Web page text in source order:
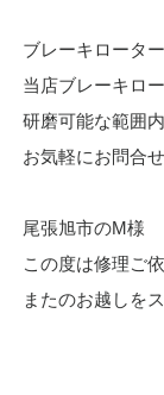
ブレーキロータ
当店ブレーキロ
研磨可能な範囲
お気軽にお問合
尾張旭市のM様
この度は修理ご
またのお越しを